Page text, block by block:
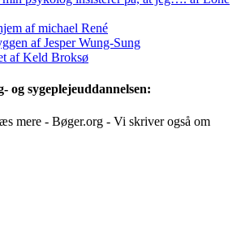
af michael René
af Jesper Wung-Sung
af Keld Broksø
og sygeplejeuddannelsen:
mere - Bøger.org - Vi skriver også om